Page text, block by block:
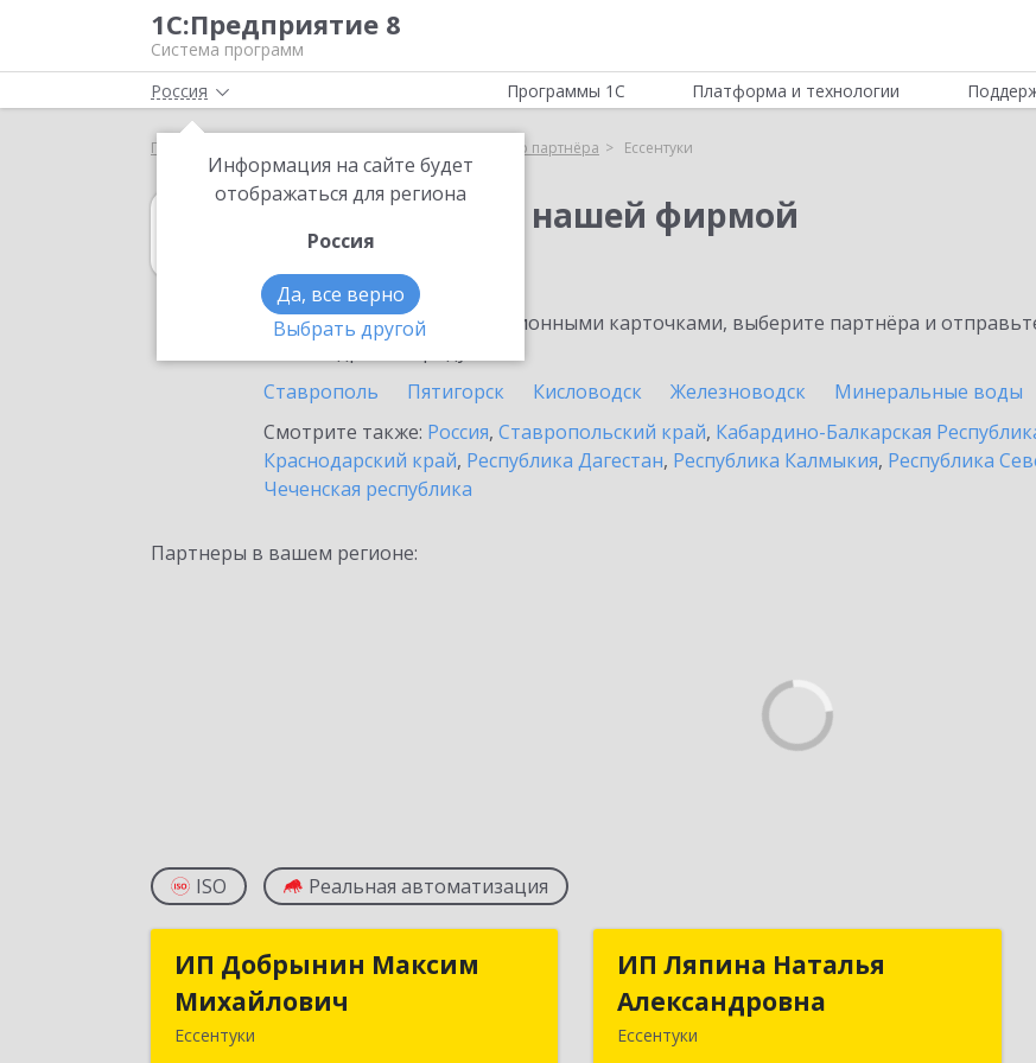
1С:Предприятие 8
Система программ
Россия
Информация на сайте будет
отображаться для региона
Россия
Да, все верно
Выбрать другой
Программы 1С Платформа и технологии
Главная Выбор партнёра Ессентуки
1С:Управление нашей фирмой
в Ессентуках
Ознакомьтесь с информационными карточками, выберите партнёра и
Ставрополь
Пятигорск Кисловодск Железноводск Минеральные воды
Смотрите также: Россия, Ставропольский край, Кабардино-Балкарская
Краснодарский край, Республика Дагестан, Республика Калмыкия, Республика
Чеченская республика
Партнеры в вашем регионе:
ISO Реальная автоматизация
ИП Добрынин Максим
Михайлович
Ессентуки
ИП Добрынин Максим
ИП Ляпина Наталья
Александровна
Ессентуки
ИП Ляпина Наталья
Александровна